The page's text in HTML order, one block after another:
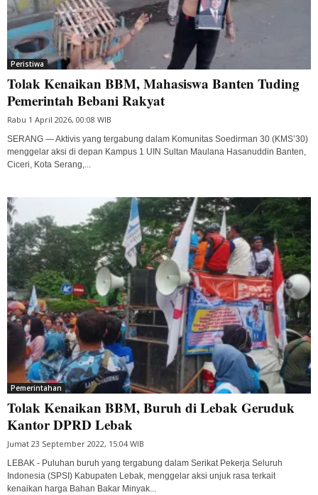
Peristiwa
Tolak Kenaikan BBM, Mahasiswa Banten Tuding
Pemerintah Bebani Rakyat
Rabu 1 April 2026, 00:08 WIB
SERANG — Aktivis yang tergabung dalam Komunitas Soedirman 30 (KMS’30)
menggelar aksi di depan Kampus 1 UIN Sultan Maulana Hasanuddin Banten,
Ciceri, Kota Serang,...
Pemerintahan
Tolak Kenaikan BBM, Buruh di Lebak Geruduk
Kantor DPRD Lebak
Jumat 23 September 2022, 15:04 WIB
LEBAK - Puluhan buruh yang tergabung dalam Serikat Pekerja Seluruh
Indonesia (SPSI) Kabupaten Lebak, menggelar aksi unjuk rasa terkait
kenaikan harga Bahan Bakar Minyak...